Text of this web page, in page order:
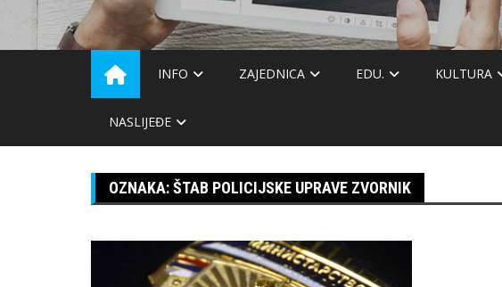
INFO ZAJEDNICA EDU. KULTURA
NASLIJEĐE
OZNAKA:ŠTAB POLICIJSKE UPRAVE ZVORNIK